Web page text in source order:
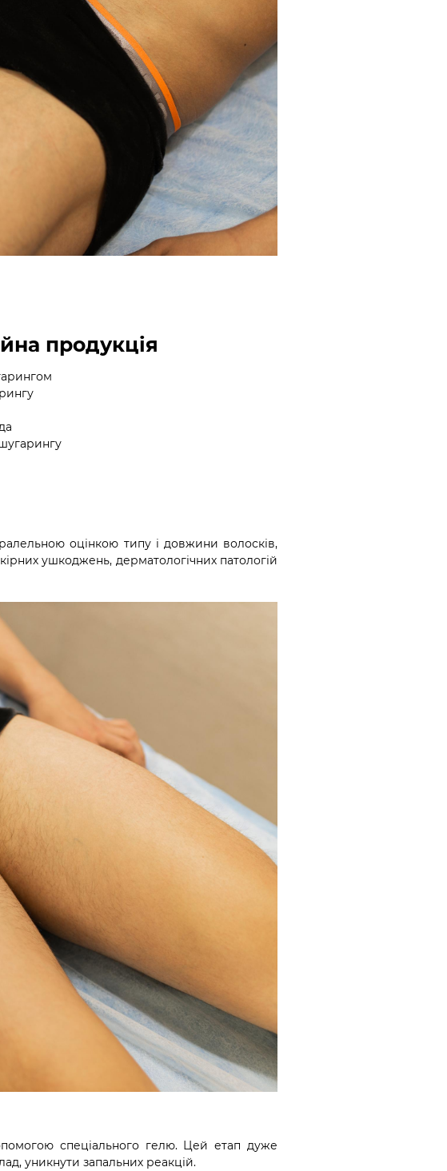
продукція
оцінкою типу і довжини волосків,
ушкоджень, дерматологічних патологій
спеціального гелю. Цей етап дуже
уникнути запальних реакцій.